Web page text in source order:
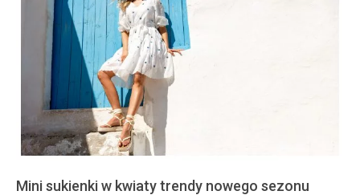
Mini sukienki w kwiaty trendy nowego sezonu